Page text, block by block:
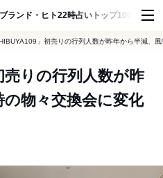
ブランド・ヒト22時占い トップ100 スナッ
」初売りの行列人数が昨年から半減、
売りの行列人数が昨
物々交換会に変化